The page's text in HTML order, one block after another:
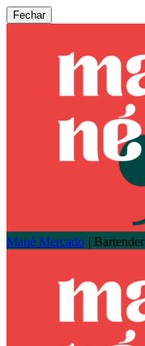
Fechar
Mané Mercado | Bartender